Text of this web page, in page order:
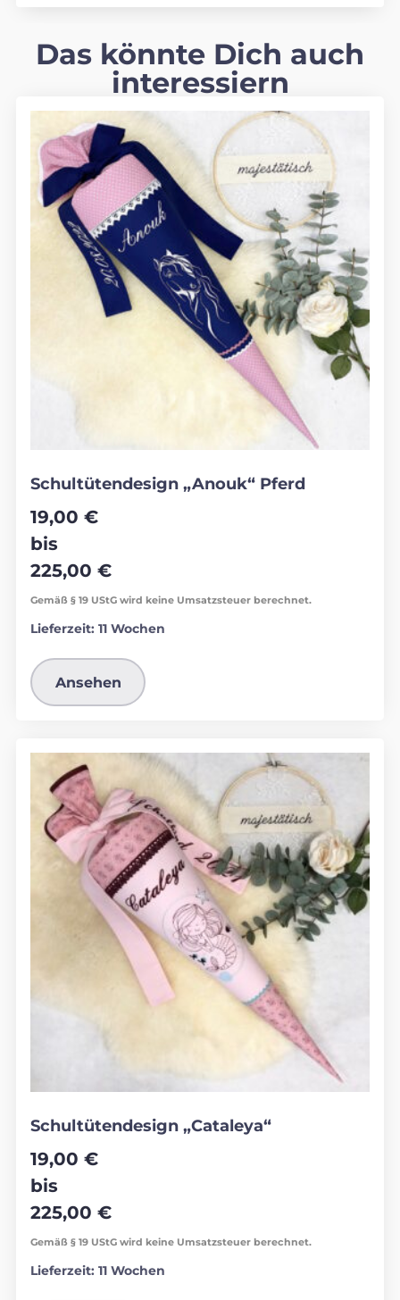
Das könnte Dich auch
interessiern
Schultütendesign „Anouk“ Pferd
19,00 €
bis
225,00 €
Gemäß § 19 UStG wird keine Umsatzsteuer berechnet.
Lieferzeit: 11 Wochen
Ansehen
Schultütendesign „Cataleya“
19,00 €
bis
225,00 €
Gemäß § 19 UStG wird keine Umsatzsteuer berechnet.
Lieferzeit: 11 Wochen